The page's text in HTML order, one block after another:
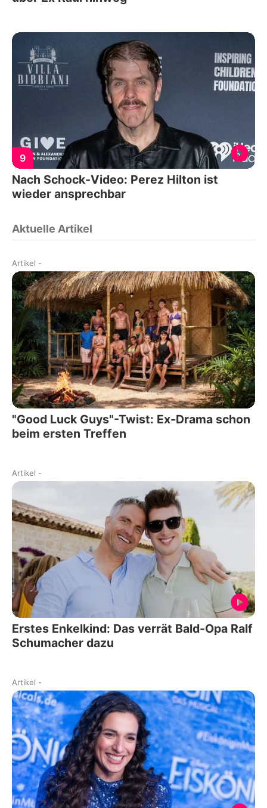
9
Nach Schock-Video: Perez Hilton ist
wieder ansprechbar
Aktuelle Artikel
Artikel -
"Good Luck Guys"-Twist: Ex-Drama schon
beim ersten Treffen
Artikel -
Erstes Enkelkind: Das verrät Bald-Opa Ralf
Schumacher dazu
Artikel -